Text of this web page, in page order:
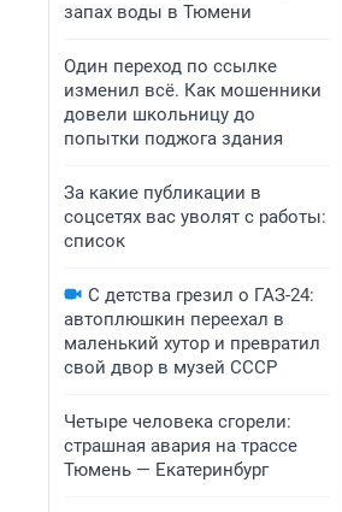
запах воды в Тюмени
Один переход по ссылке
изменил всё. Как мошенники
довели школьницу до
попытки поджога здания
За какие публикации в
соцсетях вас уволят с работы:
список
С детства грезил о ГАЗ-24:
автоплюшкин переехал в
маленький хутор и превратил
свой двор в музей СССР
Четыре человека сгорели:
страшная авария на трассе
Тюмень — Екатеринбург